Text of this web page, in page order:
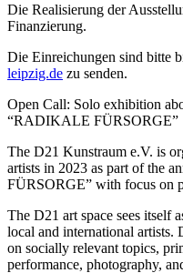
Die Realisierung der
Finanzierung.
Die Einreichungen sind bit­te
leipzig.de zu senden.
Open Call: Solo exhi­bi­ti­on
“RADIKALE FÜRSORGE”
The D21 Kunstraum e.V. is
artists in 2023 as part of the
FÜRSORGE” with focus on
The D21 art space sees its­elf
local and inter­na­tio­nal artists.
on soci­al­ly rele­vant topics,
per­for­mance, pho­to­gra­phy,